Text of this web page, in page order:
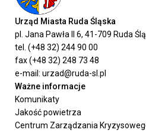
Urząd Miasta Ruda Śląska
pl. Jana Pawła II 6, 41-709 Ruda
tel. (+48 32) 244 90 00
fax (+48 32) 248 73 48
e-mail: urzad@ruda-sl.pl
Ważne informacje
Komunikaty
Jakość powietrza
Centrum Zarządzania